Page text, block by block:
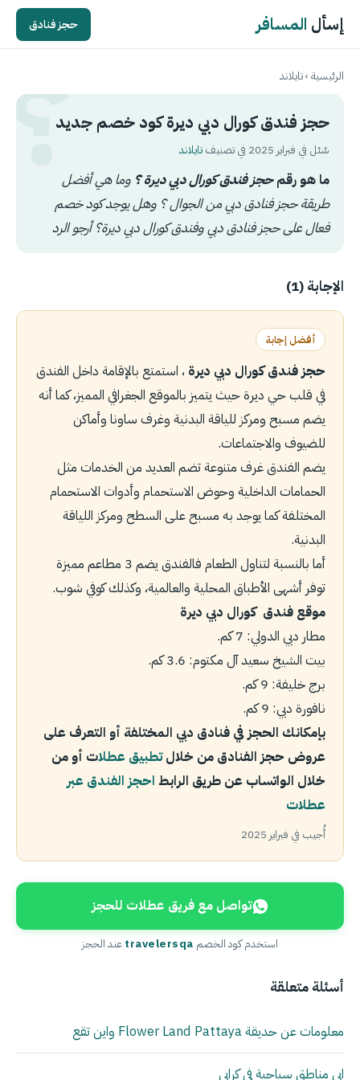
إسأل المسافر حجز فنادق
الرئيسية›تايلاند
حجز فندق كورال دبي ديرة كود خصم جديد
سُئل في فبراير 2025 في تصنيف تايلاند
ما هو رقمحجز فندق كورال دبي ديرة ؟ وما هي أفضل
طريقة حجز فنادق دبي من الجوال ؟ وهل يوجد كود خصم
فعال على حجز فنادق دبي وفندقكورال دبي ديرة؟ أرجو الرد
الإجابة (1)
أفضل إجابة
حجز فندق كورال دبي ديرة ، استمتع بالإقامة داخل الفندق
في قلب حي ديرة حيث يتميز بالموقع الجغرافي المميز، كما أنه
يضم مسبح ومركز للياقة البدنية وغرف ساونا وأماكن
للضيوف والاجتماعات.
يضم الفندق غرف متنوعة تضم العديد من الخدمات مثل
الحمامات الداخلية وحوض الاستحمام وأدوات الاستحمام
المختلفة كما يوجد به مسبح على السطح ومركز اللياقة
البدنية.
أما بالنسبة لتناول الطعام فالفندق يضم 3 مطاعم مميزة
توفر أشهى الأطباق المحلية والعالمية، وكذلك كوفي شوب.
موقع فندق كورال دبي ديرة
مطار دبي الدولي: 7 كم.
بيت الشيخ سعيد آل مكتوم: 3.6 كم.
برج خليفة: 9 كم.
نافورة دبي: 9 كم.
بإمكانك الحجز في فنادق دبي المختلفة أو التعرف على
عروض حجز الفنادق من خلالتطبيق عطلات أو من
خلال الواتساب عن طريق الرابط احجز الفندق عبر
عطلات
أُجيب في فبراير 2025
تواصل مع فريق عطلات للحجز
استخدم كود الخصم travelersqaعند الحجز
أسئلة متعلقة
معلومات عن حديقة Flower Land Pattaya واين تقع
ابي مناطق سياحية في كرابي